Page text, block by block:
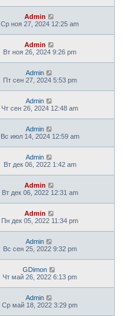
Admin
Ср ноя 27, 2024 12:25 am
Admin
Вт ноя 26, 2024 9:26 pm
Admin
Пт сен 27, 2024 5:53 pm
Admin
Чт сен 26, 2024 12:48 am
Admin
Вс июл 14, 2024 12:59 am
Admin
Вт дек 06, 2022 1:42 am
Admin
Вт дек 06, 2022 12:31 am
Admin
Пн дек 05, 2022 11:34 pm
Admin
Вс сен 25, 2022 9:32 pm
GDimon
Чт май 26, 2022 6:13 pm
Admin
Ср май 18, 2022 3:29 pm